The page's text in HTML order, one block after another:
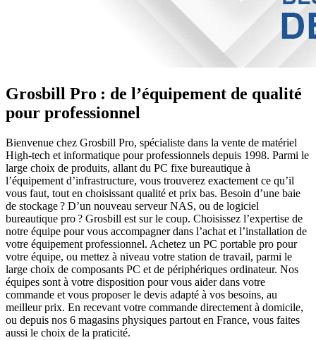
Grosbill Pro : de l’équipement de qualité
pour professionnel
Bienvenue chez Grosbill Pro, spécialiste dans la vente de matériel
High-tech et informatique pour professionnels depuis 1998. Parmi le
large choix de produits, allant du PC fixe bureautique à
l’équipement d’infrastructure, vous trouverez exactement ce qu’il
vous faut, tout en choisissant qualité et prix bas. Besoin d’une baie
de stockage ? D’un nouveau serveur NAS, ou de logiciel
bureautique pro ? Grosbill est sur le coup. Choisissez l’expertise de
notre équipe pour vous accompagner dans l’achat et l’installation de
votre équipement professionnel. Achetez un PC portable pro pour
votre équipe, ou mettez à niveau votre station de travail, parmi le
large choix de composants PC et de périphériques ordinateur. Nos
équipes sont à votre disposition pour vous aider dans votre
commande et vous proposer le devis adapté à vos besoins, au
meilleur prix. En recevant votre commande directement à domicile,
ou depuis nos 6 magasins physiques partout en France, vous faites
aussi le choix de la praticité.